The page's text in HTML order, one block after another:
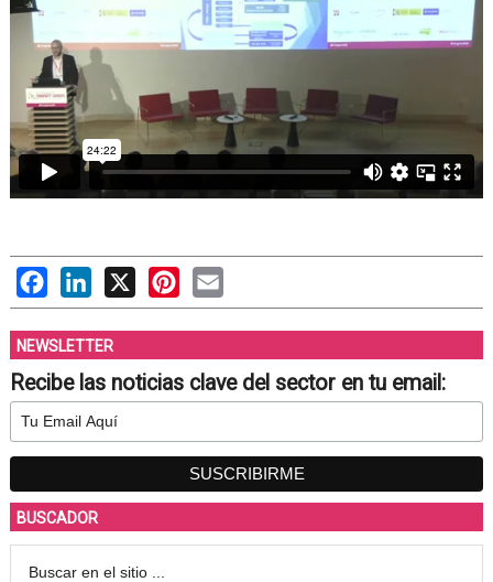
FacebookLinkedIn
X PinterestEmail
NEWSLETTER
Recibe las noticias clave del sector en tu email:
BUSCADOR